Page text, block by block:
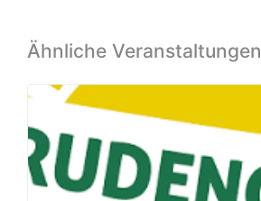
Ähnliche Veranstaltungen